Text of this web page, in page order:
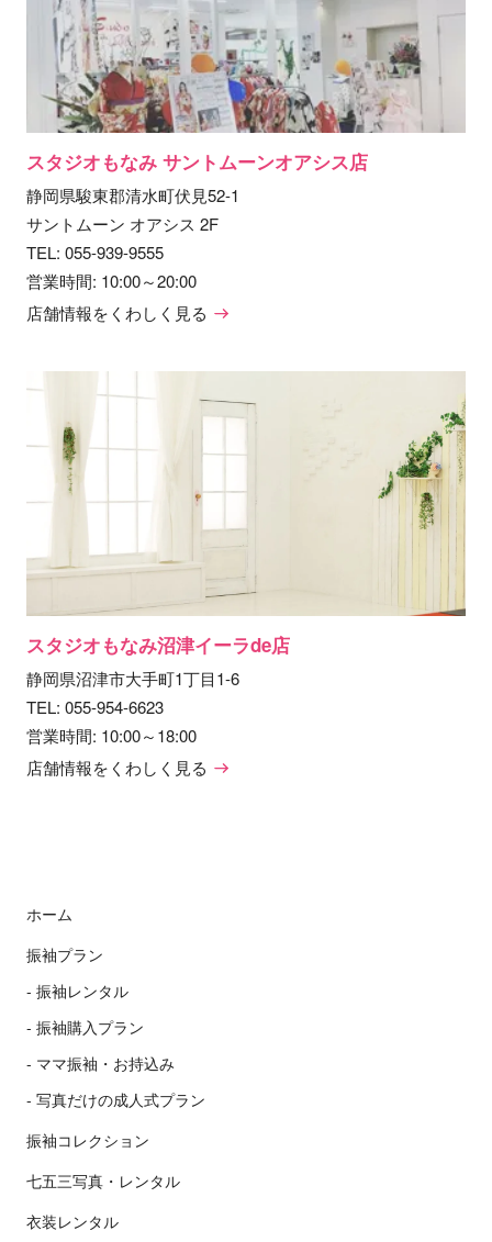
スタジオもなみ サントムーンオアシス店
静岡県駿東郡清水町伏見52-1
サントムーン オアシス 2F
TEL: 055-939-9555
営業時間: 10:00～20:00
店舗情報をくわしく見る
スタジオもなみ沼津イーラde店
静岡県沼津市大手町1丁目1-6
TEL: 055-954-6623
営業時間: 10:00～18:00
店舗情報をくわしく見る
ホーム
振袖プラン
振袖レンタル
振袖購入プラン
ママ振袖・お持込み
写真だけの成人式プラン
振袖コレクション
七五三写真・レンタル
衣装レンタル